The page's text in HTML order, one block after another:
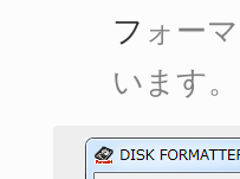
フ ォー
います。